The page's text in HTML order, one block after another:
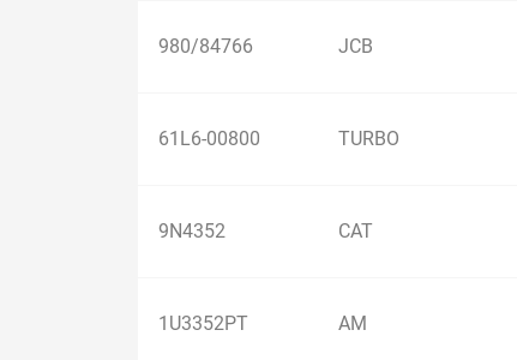
980/84766 JCB
61L6-00800 TURBO
9N4352 CAT
1U3352PT AM